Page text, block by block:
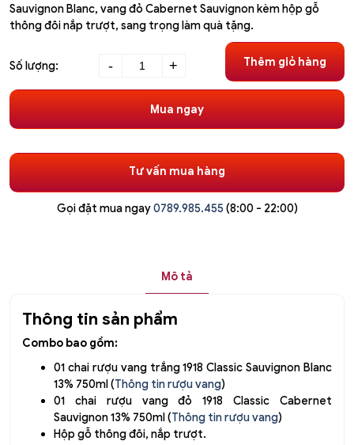
Sauvignon Blanc, vang đỏ Cabernet Sauvignon kèm hộp gỗ
thông đôi nắp trượt, sang trọng làm quà tặng.
Số lượng:
rượu
Chile
hộp
gỗ
- + Thêm giỏ hàng
Mua ngay
Tư vấn mua hàng
Gọi đặt mua ngay0789.985.455(8:00 - 22:00)
Mô tả
Thông tin sản phẩm
Combo bao gồm:
01 chai rượu vang trắng 1918 Classic Sauvignon Blanc
13% 750ml (Thông tin rượu vang)
01 chai rượu vang đỏ 1918 Classic Cabernet
Sauvignon 13% 750ml (Thông tin rượu vang)
Hộp gỗ thông đôi, nắp trượt.